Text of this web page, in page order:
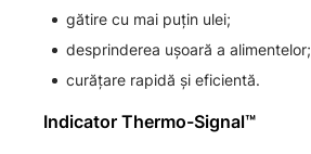
gătire cu mai puțin ulei;
desprinderea ușoară a alimentelor;
curățare rapidă și eficientă.
Indicator Thermo-Signal™